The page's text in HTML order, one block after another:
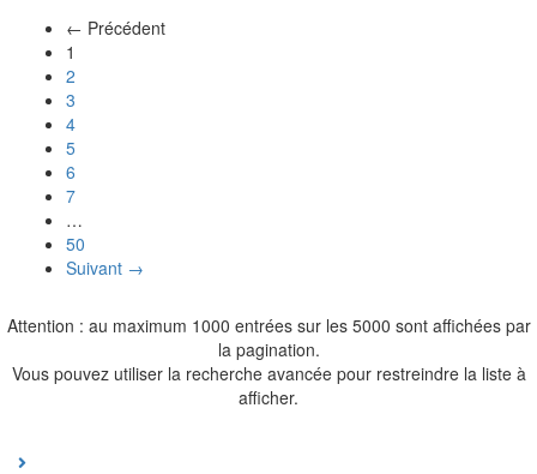
← Précédent
1
2
3
4
5
6
7
…
50
Suivant →
Attention : au maximum 1000 entrées sur les 5000 sont affichées par
la pagination.
Vous pouvez utiliser la recherche avancée pour restreindre la liste à
afficher.